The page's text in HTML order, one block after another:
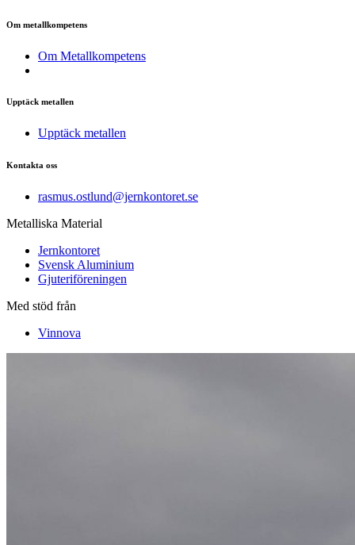
Om metallkompetens
Om Metallkompetens
Upptäck metallen
Upptäck metallen
Kontakta oss
rasmus.ostlund@jernkontoret.se
Metalliska Material
Jernkontoret
Svensk Aluminium
Gjuteriföreningen
Med stöd från
Vinnova